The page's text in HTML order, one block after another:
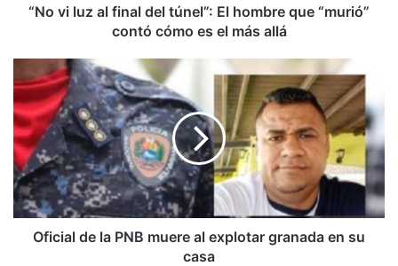
que
cómo es el más allá
“No vi luz al final del túnel”: El hombre que “murió”
contó cómo es el más allá
de
la
PNB
muere
al
explotar
granada
en
Oficial de la PNB muere al explotar granada en su
casa